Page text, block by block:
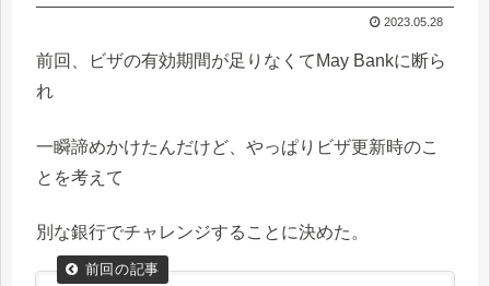
2023.05.28
前回、ビザの有効期間が足りなくてMay Bankに断ら
れ
一瞬諦めかけたんだけど、やっぱりビザ更新時のこ
とを考えて
別な銀行でチャレンジすることに決めた。